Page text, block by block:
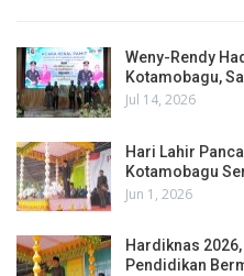
Weny-Rendy
Kotamobagu,
Jul 14, 2026
Hari Lahir
Kotamobagu
Jun 1, 2026
Hardiknas
Pendidikan